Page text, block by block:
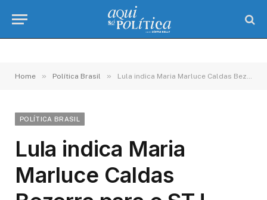
Home » Política Brasil » Lula indica Maria Marluce Caldas Bezerra para o STJ
POLÍTICA BRASIL
Lula indica Maria
Marluce Caldas